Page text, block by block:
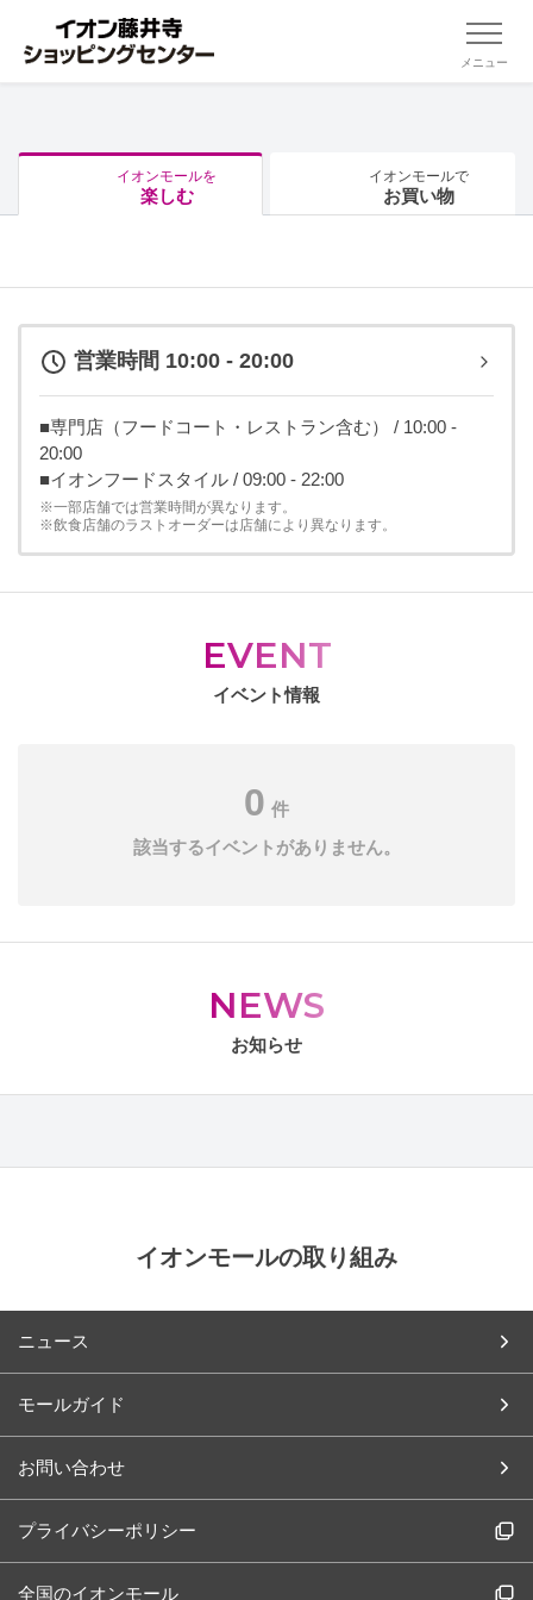
メニュー
イオンモールを
楽しむ
イオンモールで
お買い物
営業時間 10:00 - 20:00
■専門店（フードコート・レストラン含む） / 10:00 -
20:00
■イオンフードスタイル / 09:00 - 22:00
※一部店舗では営業時間が異なります。
※飲食店舗のラストオーダーは店舗により異なります。
EVENT
イベント情報
0 件
該当するイベントがありません。
NEWS
お知らせ
イオンモールの取り組み
ニュース
モールガイド
お問い合わせ
プライバシーポリシー
全国のイオンモール